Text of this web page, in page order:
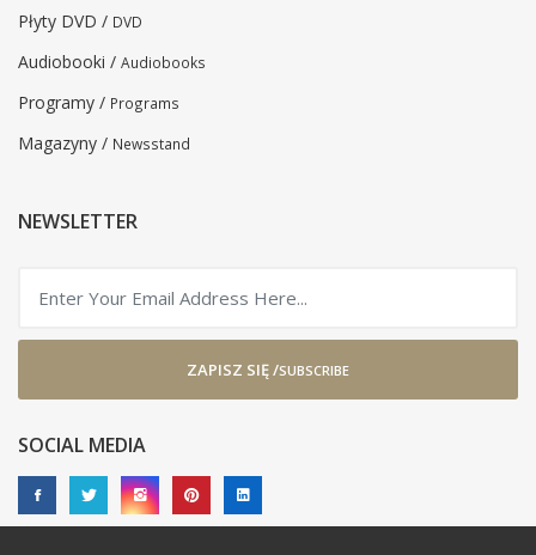
Płyty DVD / DVD
Audiobooki / Audiobooks
Programy / Programs
Magazyny / Newsstand
NEWSLETTER
ZAPISZ SIĘ /SUBSCRIBE
SOCIAL MEDIA